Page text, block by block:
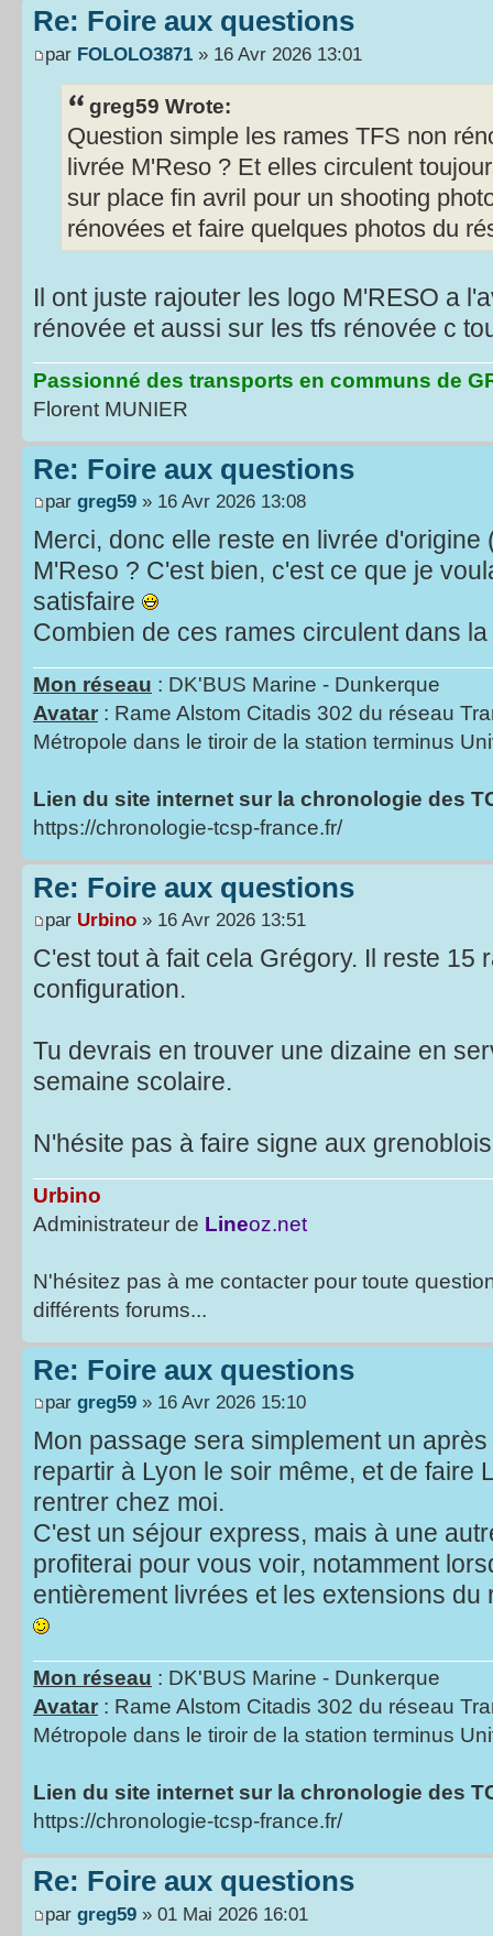
Re: Foire aux questions
par FOLOLO3871 » 16 Avr 2026 13:01
greg59 Wrote:
Question simple les rames TFS non
livrée M'Reso ? Et elles circulent
sur place fin avril pour un shooting
rénovées et faire quelques photos du
Il ont juste rajouter les logo M'RESO a
rénovée et aussi sur les tfs rénovée c
Passionné des transports en communs de
Florent MUNIER
Re: Foire aux questions
par greg59 » 16 Avr 2026 13:08
Merci, donc elle reste en livrée
M'Reso ? C'est bien, c'est ce que je
satisfaire
Combien de ces rames circulent dans
Mon réseau : DK'BUS Marine - Dunkerque
Avatar : Rame Alstom Citadis 302 du réseau
Métropole dans le tiroir de la station terminus
Lien du site internet sur la chronologie des
https://chronologie-tcsp-france.fr/
Re: Foire aux questions
par Urbino » 16 Avr 2026 13:51
C'est tout à fait cela Grégory. Il reste 15
configuration.
Tu devrais en trouver une dizaine en
semaine scolaire.
N'hésite pas à faire signe aux
Urbino
Administrateur de Lineoz.net
N'hésitez pas à me contacter pour toute
différents forums...
Re: Foire aux questions
par greg59 » 16 Avr 2026 15:10
Mon passage sera simplement un
repartir à Lyon le soir même, et de faire
rentrer chez moi.
C'est un séjour express, mais à une
profiterai pour vous voir, notamment
entièrement livrées et les extensions
Mon réseau : DK'BUS Marine - Dunkerque
Avatar : Rame Alstom Citadis 302 du réseau
Métropole dans le tiroir de la station terminus
Lien du site internet sur la chronologie des
https://chronologie-tcsp-france.fr/
Re: Foire aux questions
par greg59 » 01 Mai 2026 16:01